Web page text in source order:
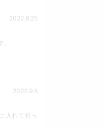
2022.9.25
2022.9.8
入れて持っ